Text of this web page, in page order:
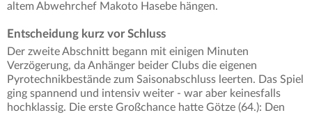
altem Abwehrchef Makoto Hasebe hängen.
Entscheidung kurz vor Schluss
Der zweite Abschnitt begann mit einigen Minuten
Verzögerung, da Anhänger beider Clubs die eigenen
Pyrotechnikbestände zum Saisonabschluss leerten. Das Spiel
ging spannend und intensiv weiter - war aber keinesfalls
hochklassig. Die erste Großchance hatte Götze (64.): Den